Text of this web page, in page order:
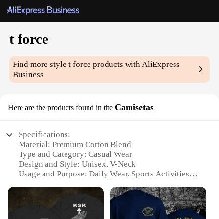
t force
Find more stylet force products with AliExpress
Business
Here are the products found in the Camisetas
Specifications:
Material: Premium Cotton Blend
Type and Category: Casual Wear
Design and Style: Unisex, V-Neck
Usage and Purpose: Daily Wear, Sports Activities
Performance and Property: Breathable, Quick-